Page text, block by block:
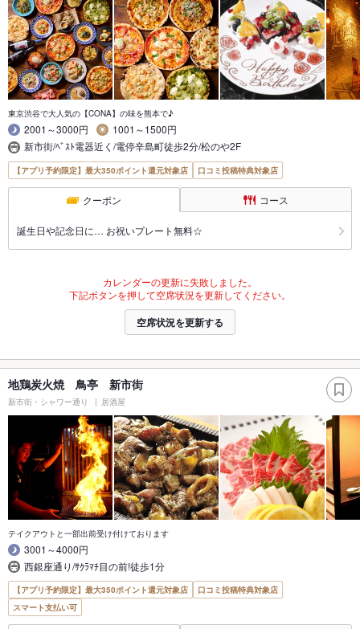
東京渋谷で大人気の【CONA】の味を熊本で♪
2001～3000円
1001～1500円
新市街/ﾍﾞｽﾄ電器近く/電停辛島町徒歩2分/松のや2F
【アプリ予約限定】最大350ポイント還元対象店 口コミ投稿特典対象店
クーポン コース
誕生日や記念日に… お祝いプレート無料☆
カレンダーの更新に失敗しました。
下記ボタンを押して空席状況を更新してください。
空席状況を更新する
地鶏炭火焼 鳥亭 新市街
新市街・シャワー通り 居酒屋
テイクアウトと一部出前受け付けております
3001～4000円
西銀座通り/ｻｸﾗﾏﾁ目の前!徒歩1分
【アプリ予約限定】最大350ポイント還元対象店
口コミ投稿特典対象店
スマート支払い可